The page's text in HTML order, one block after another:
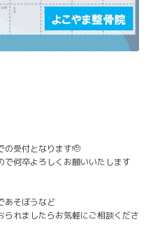
の受付となります🫡
で何卒よろしくお願いいたします
あそぼうなど
れましたらお気軽にご相談くださ